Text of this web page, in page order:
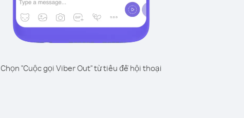
Chọn "Cuộc gọi Viber Out" từ tiêu đề hội thoại